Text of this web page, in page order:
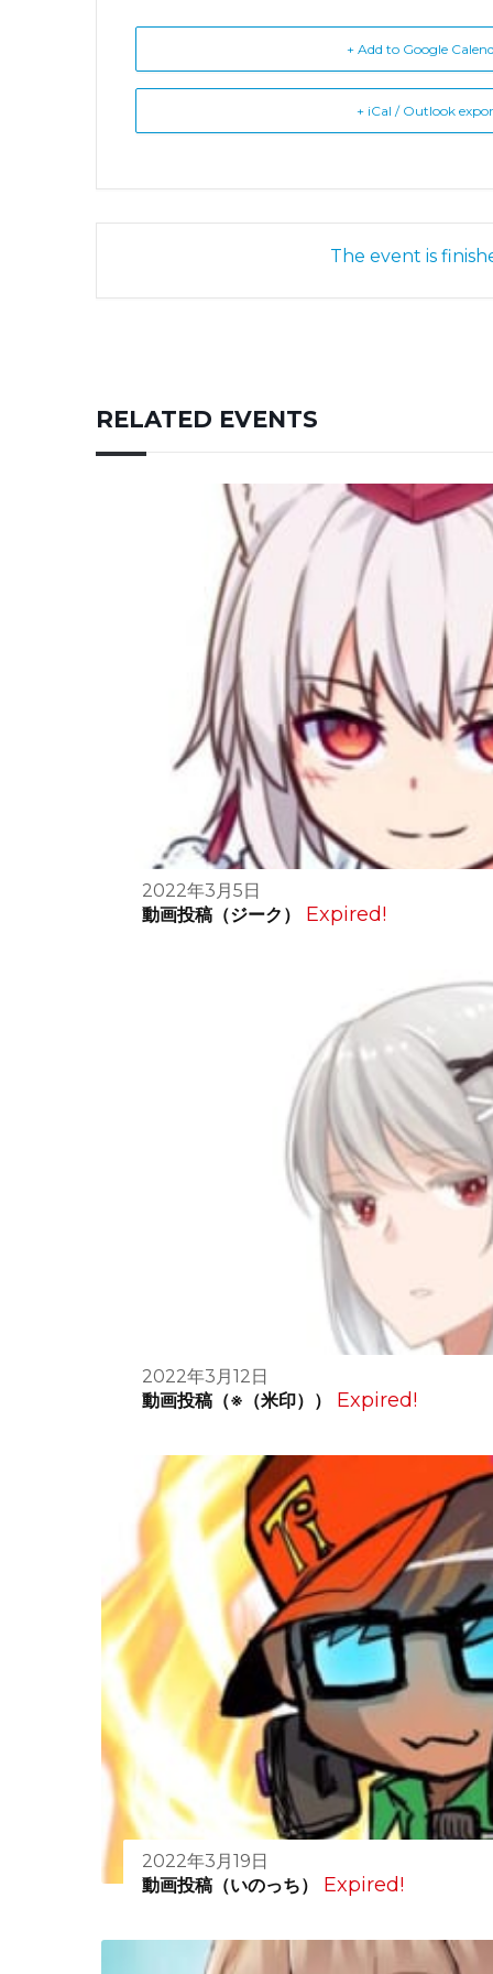
+ Add to Google
+ iCal / Outlook
The event is
RELATED EVENTS
2022年3月5日
動画投稿（ジーク）
Expired!
2022年3月12日
動画投稿（※（米印））
Expired!
2022年3月19日
動画投稿（いのっち）
Expired!